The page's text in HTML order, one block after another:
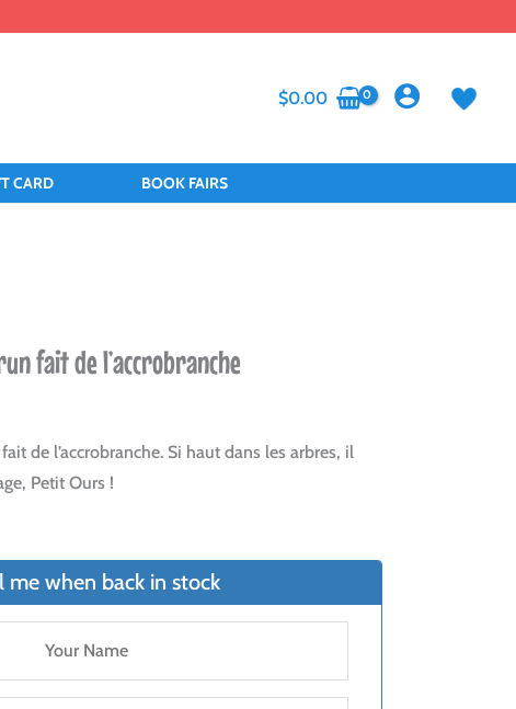
$0.00
CARD BOOK FAIRS
fait de l’accrobranche
de l’accrobranche. Si haut dans les arbres, il
Petit Ours !
me when back in stock